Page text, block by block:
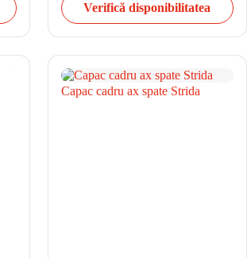
Verifică disponibilitatea
Capac cadru ax spate Strida